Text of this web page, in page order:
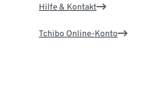
Hilfe & Kontakt
Tchibo Online-Konto